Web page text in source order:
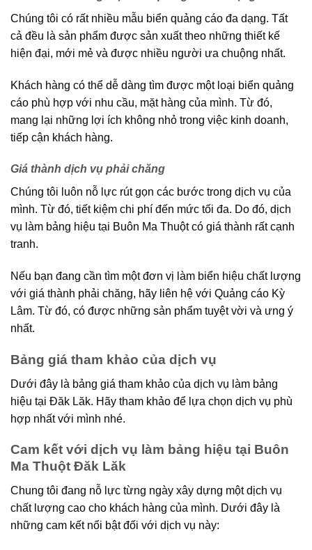
Chúng tôi có rất nhiều mẫu biển quảng cáo đa dạng. Tất
cả đều là sản phẩm được sản xuất theo những thiết kế
hiện đại, mới mẻ và được nhiều người ưa chuộng nhất.
Khách hàng có thể dễ dàng tìm được một loại biển quảng
cáo phù hợp với nhu cầu, mặt hàng của mình. Từ đó,
mang lại những lợi ích không nhỏ trong việc kinh doanh,
tiếp cận khách hàng.
Giá thành dịch vụ phải chăng
Chúng tôi luôn nỗ lực rút gọn các bước trong dịch vụ của
mình. Từ đó, tiết kiệm chi phí đến mức tối đa. Do đó, dịch
vụ làm bảng hiệu tại Buôn Ma Thuột có giá thành rất cạnh
tranh.
Nếu bạn đang cần tìm một đơn vị làm biển hiệu chất lượng
với giá thành phải chăng, hãy liên hệ với Quảng cáo Kỳ
Lâm. Từ đó, có được những sản phẩm tuyệt vời và ưng ý
nhất.
Bảng giá tham khảo của dịch vụ
Dưới đây là bảng giá tham khảo của dịch vụ làm bảng
hiệu tại Đăk Lăk. Hãy tham khảo để lựa chọn dịch vụ phù
hợp nhất với mình nhé.
Cam kết với dịch vụ làm bảng hiệu tại Buôn
Ma Thuột Đăk Lăk
Chung tôi đang nỗ lực từng ngày xây dựng một dịch vụ
chất lượng cao cho khách hàng của mình. Dưới đây là
những cam kết nổi bật đối với dịch vụ này: